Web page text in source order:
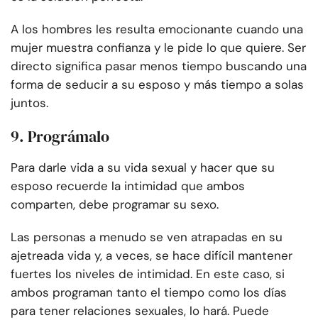
A los hombres les resulta emocionante cuando una
mujer muestra confianza y le pide lo que quiere. Ser
directo significa pasar menos tiempo buscando una
forma de seducir a su esposo y más tiempo a solas
juntos.
9. Prográmalo
Para darle vida a su vida sexual y hacer que su
esposo recuerde la intimidad que ambos
comparten, debe programar su sexo.
Las personas a menudo se ven atrapadas en su
ajetreada vida y, a veces, se hace difícil mantener
fuertes los niveles de intimidad. En este caso, si
ambos programan tanto el tiempo como los días
para tener relaciones sexuales, lo hará. Puede